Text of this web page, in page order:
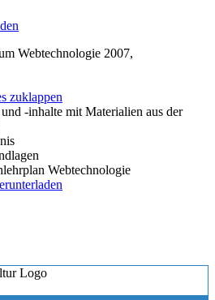
Webtechnologie 2007,
zuklappen
-inhalte mit Materialien aus der
Webtechnologie